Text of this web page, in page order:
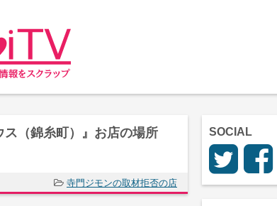
ス（錦糸町）』お店の場所
寺門ジモンの取材拒否の店
SOCIAL